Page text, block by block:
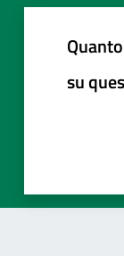
su